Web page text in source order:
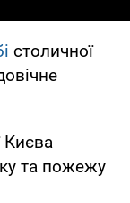
столичної
Києва
та пожежу